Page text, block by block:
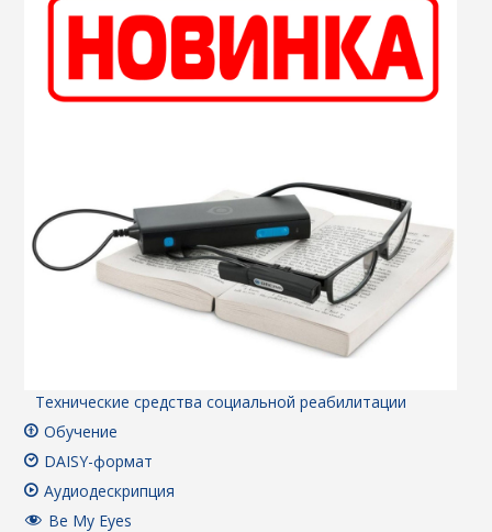
Технические средства социальной реабилитации
Обучение
DAISY-формат
Аудиодескрипция
Be My Eyes